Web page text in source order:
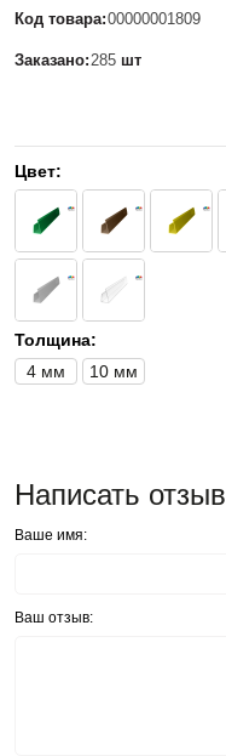
Код товара:00000001809
Заказано: 285 шт
Цвет:
Толщина:
4 мм
10 мм
Написать отзыв
Ваше имя:
Ваш отзыв: